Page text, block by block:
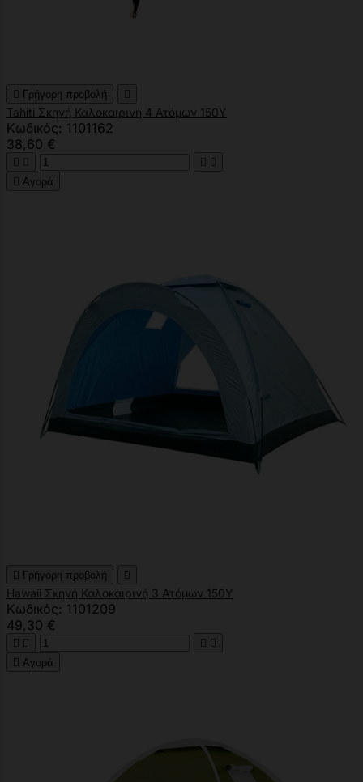
 Γρήγορη προβολή 
Tahiti Σκηνή Καλοκαιρινή 4 Ατόμων 150Υ
Κωδικός: 1101162
38,60 €
   
 Αγορά
 Γρήγορη προβολή 
Hawaii Σκηνή Καλοκαιρινή 3 Ατόμων 150Υ
Κωδικός: 1101209
49,30 €
   
 Αγορά